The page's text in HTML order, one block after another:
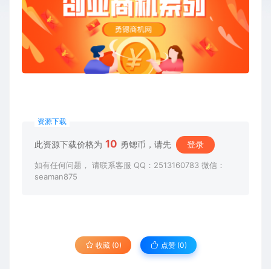
资源下载
此资源下载价格为 10 勇锶币，请先 登录
如有任何问题， 请联系客服 QQ：2513160783 微信：
seaman875
收藏 (0) 点赞 (0)